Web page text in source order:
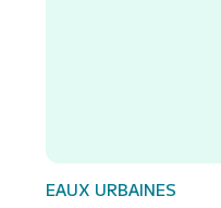
EAUX URBAINES